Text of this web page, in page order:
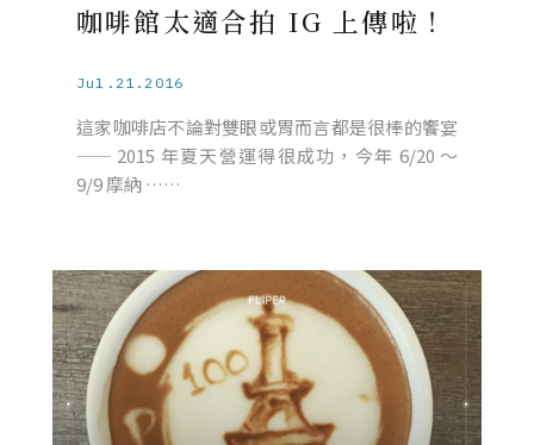
咖啡館太適合拍 IG 上傳啦！
Jul.21.2016
這家咖啡店不論對雙眼或胃而言都是很棒的饗宴
—— 2015 年夏天營運得很成功，今年 6/20 ～
9/9 摩納 ……